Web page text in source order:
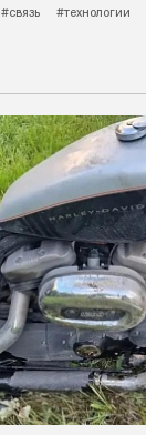
#связь #технологии